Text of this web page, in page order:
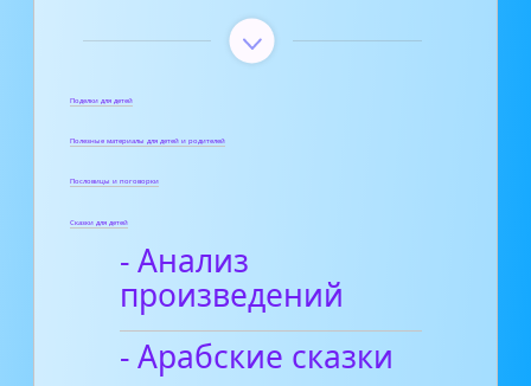
Поделки для детей
Полезные материалы для детей и родителей
Пословицы и поговорки
Сказки для детей
- Анализ
произведений
- Арабские сказки